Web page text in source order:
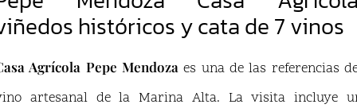
históricos y cata de 7 vinos
Agrícola Pepe Mendoza es una de las referencias
artesanal de la Marina Alta. La visita incluye